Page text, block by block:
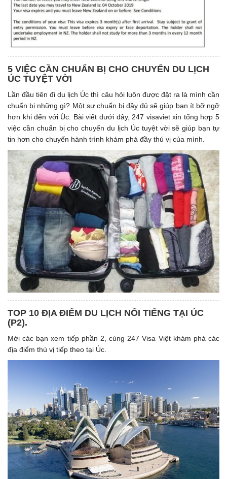
5 VIỆC CẦN CHUẨN BỊ CHO CHUYỂN DU LỊCH
ÚC TUYỆT VỜI
Lần đầu tiên đi du lịch Úc thì câu hỏi luôn được đặt ra là mình cần
chuẩn bị những gì? Một sự chuẩn bị đầy đủ sẽ giúp bạn ít bỡ ngỡ
hơn khi đến với Úc. Bài viết dưới đây, 247 visaviet xin tổng hợp 5
việc cần chuẩn bị cho chuyến du lịch Úc tuyệt vời sẽ giúp bạn tự
tin hơn cho chuyến hành trình khám phá đầy thú vị của mình.
TOP 10 ĐỊA ĐIỂM DU LỊCH NỔI TIẾNG TẠI ÚC
(P2).
Mời các bạn xem tiếp phần 2, cùng 247 Visa Việt khám phá các
địa điểm thú vị tiếp theo tại Úc.